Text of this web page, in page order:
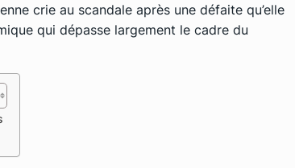
crie au scandale après une défaite qu’elle
qui dépasse largement le cadre du